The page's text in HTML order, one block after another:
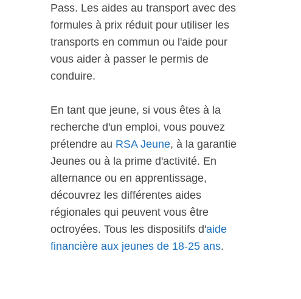
Pass. Les aides au transport avec des
formules à prix réduit pour utiliser les
transports en commun ou l'aide pour
vous aider à passer le permis de
conduire.
En tant que jeune, si vous êtes à la
recherche d'un emploi, vous pouvez
prétendre au RSA Jeune, à la garantie
Jeunes ou à la prime d'activité. En
alternance ou en apprentissage,
découvrez les différentes aides
régionales qui peuvent vous être
octroyées. Tous les dispositifs d'aide
financière aux jeunes de 18-25 ans.